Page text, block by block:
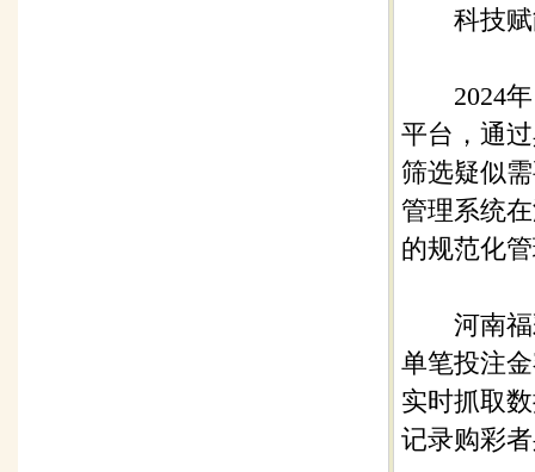
科技赋
2024年
平台，通
筛选疑似
管理系统
的规范化
河南福彩
单笔投注
实时抓取
记录购彩